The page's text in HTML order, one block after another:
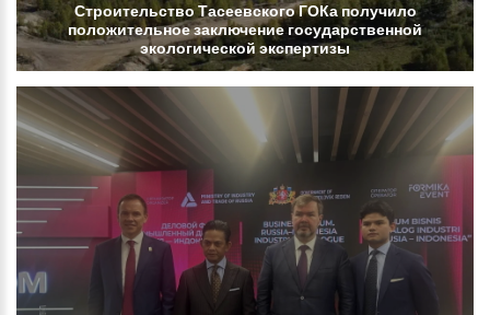
СтроительствоТасеевскогоГОКаполучило
положительноезаключениегосударственной
экологической экспертизы